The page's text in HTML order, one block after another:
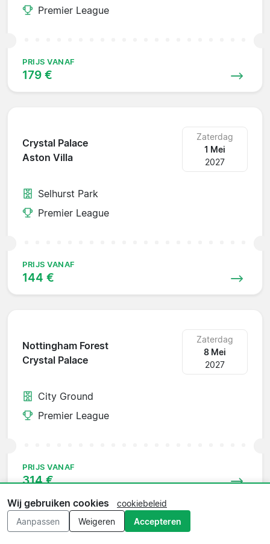
Premier League
PRIJS VANAF
179 €
Crystal Palace
Aston Villa
Zaterdag
1 Mei
2027
Selhurst Park
Premier League
PRIJS VANAF
144 €
Nottingham Forest
Crystal Palace
Zaterdag
8 Mei
2027
City Ground
Premier League
PRIJS VANAF
314 €
Wij gebruiken cookies
cookiebeleid
Aanpassen
Weigeren Accepteren